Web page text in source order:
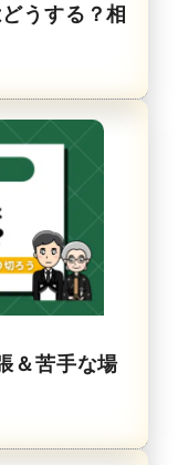
うする？相
＆苦手な場